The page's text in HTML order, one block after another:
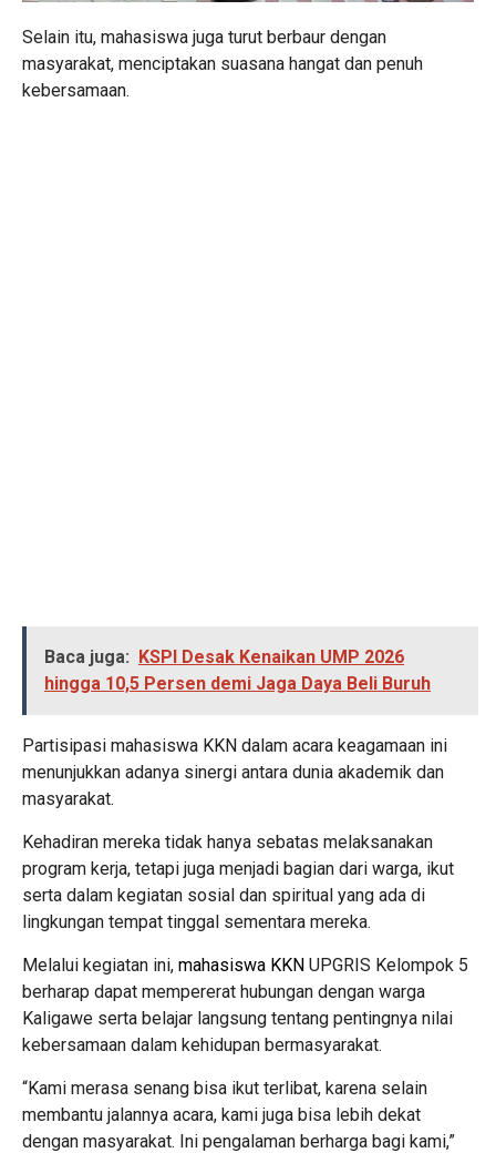
Selain itu, mahasiswa juga turut berbaur dengan
masyarakat, menciptakan suasana hangat dan penuh
kebersamaan.
Baca juga: KSPI Desak Kenaikan UMP 2026
hingga 10,5 Persen demi Jaga Daya Beli Buruh
Partisipasi mahasiswa KKN dalam acara keagamaan ini
menunjukkan adanya sinergi antara dunia akademik dan
masyarakat.
Kehadiran mereka tidak hanya sebatas melaksanakan
program kerja, tetapi juga menjadi bagian dari warga, ikut
serta dalam kegiatan sosial dan spiritual yang ada di
lingkungan tempat tinggal sementara mereka.
Melalui kegiatan ini, mahasiswa KKN UPGRIS Kelompok 5
berharap dapat mempererat hubungan dengan warga
Kaligawe serta belajar langsung tentang pentingnya nilai
kebersamaan dalam kehidupan bermasyarakat.
“Kami merasa senang bisa ikut terlibat, karena selain
membantu jalannya acara, kami juga bisa lebih dekat
dengan masyarakat. Ini pengalaman berharga bagi kami,”